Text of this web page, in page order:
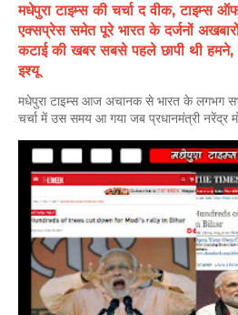
मधेपुरा टाइम्स की चर्चा द वीक, टाइम्स
एक्सप्रेस समेत पूरे भारत के दर्जनों
कटाई की खबर सबसे पहले छापी थी
इश्यू
मधेपुरा टाइम्स आज अचानक से भारत के लगभग
चर्चा में उस समय आ गया जब प्रधानमंत्री नरेंद्र